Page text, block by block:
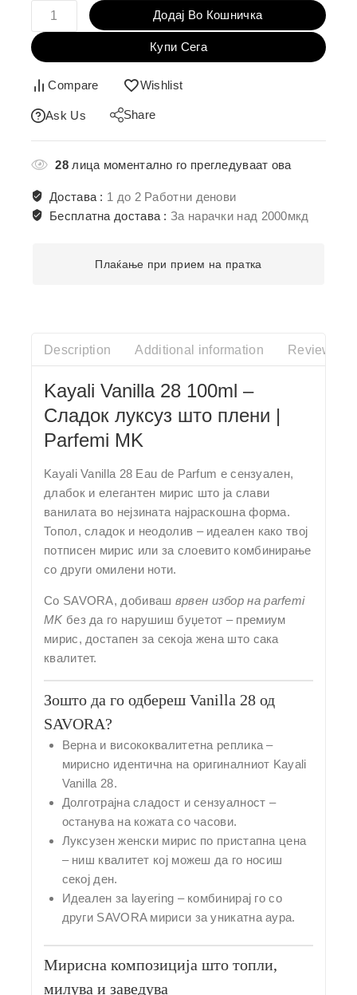
Додај Во Кошничка
Купи Сега
Compare Wishlist
Ask Us Share
28лица моментално го прегледуваат ова
Достава : 1 до 2 Работни денови
Бесплатна достава :За нарачки над 2000мкд
Плаќање при прием на пратка
Description Additional information Reviews(0)
Kayali Vanilla 28 100ml –
Сладок луксуз што плени |
Parfemi MK
Kayali Vanilla 28 Eau de Parfum е сензуален,
длабок и елегантен мирис што ја слави
ванилата во нејзината најраскошна форма.
Топол, сладок и неодолив – идеален како твој
потписен мирис или за слоевито комбинирање
со други омилени ноти.
Со SAVORA, добиваш врвен избор на parfemi
MK без да го нарушиш буџетот – премиум
мирис, достапен за секоја жена што сака
квалитет.
Зошто да го одбереш Vanilla 28 од
SAVORA?
Верна и висококвалитетна реплика –
мирисно идентична на оригиналниот Kayali
Vanilla 28.
Долготрајна сладост и сензуалност –
останува на кожата со часови.
Луксузен женски мирис по пристапна цена
– ниш квалитет кој можеш да го носиш
секој ден.
Идеален за layering – комбинирај го со
други SAVORA мириси за уникатна аура.
Мирисна композиција што топли,
милува и заведува